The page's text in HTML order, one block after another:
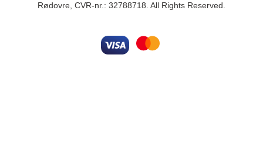
Rødovre, CVR-nr.: 32788718. All Rights Reserved.